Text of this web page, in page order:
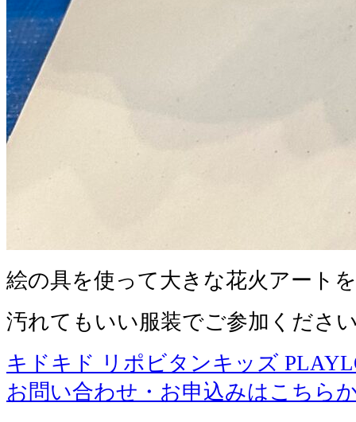
絵の具を使って大きな花火アート
汚れてもいい服装でご参加くださ
キドキド リポビタンキッズ
お問い合わせ・お申込みはこちら